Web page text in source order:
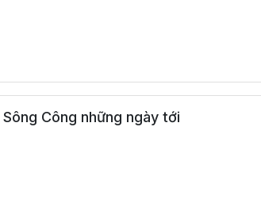
Công những ngày tới